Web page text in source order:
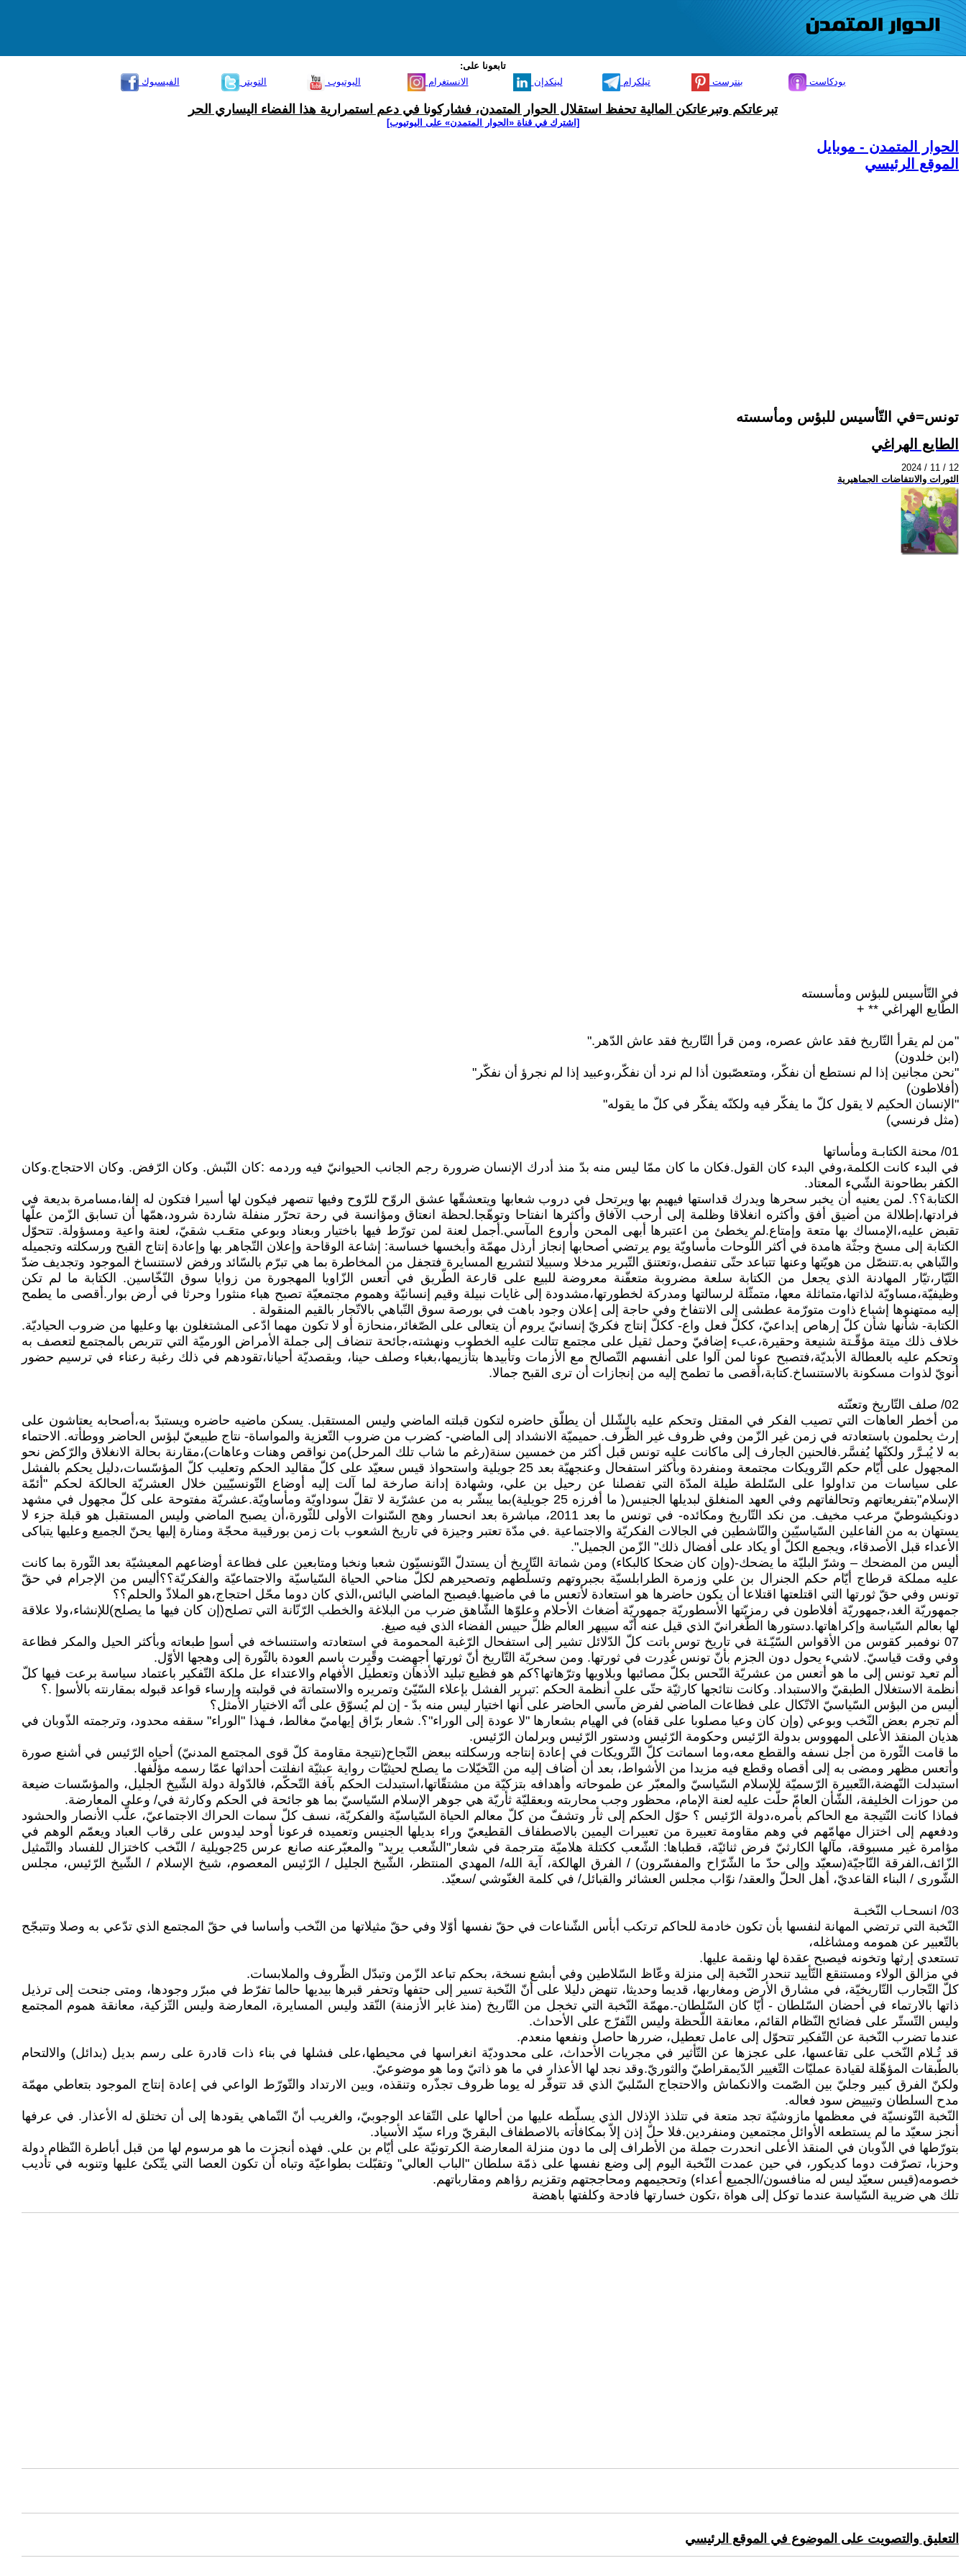
تابعونا على:
الفيسبوك
التويتر اليوتيوب الانستغرام لينكدإن تيلكرام بنترست بودكاست
تبرعاتكم وتبرعاتكن المالية تحفظ استقلال الحوار المتمدن، فشاركونا في دعم استمرارية هذا الفضاء اليساري الحر
[اشترك في قناة ‫«الحوار المتمدن» على اليوتيوب]
الحوار المتمدن - موبايل
الموقع الرئيسي
تونس=في التّأسيس للبؤس ومأسسته
الطايع الهراغي
2024 / 11 / 12
الثورات والانتفاضات الجماهيرية
في التّأسيس للبؤس ومأسسته
الطّايع الهراغي ** +
"من لم يقرأ التّاريخ فقد عاش عصره، ومن قرأ التّاريخ فقد عاش الدّهر."
(ابن خلدون)
"نحن مجانين إذا لم نستطع أن نفكّر، ومتعصّبون أذا لم نرد أن نفكّر،وعبيد إذا لم نجرؤ أن نفكّر"
(أفلاطون)
"الإنسان الحكيم لا يقول كلّ ما يفكّر فيه ولكنّه يفكّر في كلّ ما يقوله"
(مثل فرنسي)
01/ محنة الكتابـة ومأساتها
في البدء كانت الكلمة،وفي البدء كان القول.فكان ما كان ممّا ليس منه بدّ منذ أدرك الإنسان ضرورة رجم الجانب الحيوانيّ فيه وردمه :كان النّبش. وكان الرّفض. وكان الاحتجاج.وكان
الكفر بطاحونة الشّيء المعتاد.
الكتابة؟؟. لمن يعنيه أن يخبر سحرها ويدرك قداستها فيهيم بها ويرتحل في دروب شعابها ويتعشقّها عشق الروّح للرّوح وفيها تنصهر فيكون لها أسيرا فتكون له إلفا،مسامرة بديعة في
فرادتها،إطلالة من أضيق أفق وأكثره انغلاقا وظلمة إلى أرحب الآفاق وأكثرها انفتاحا وتوهّجا.لحظة انعتاق ومؤانسة في رحة تحرّر منفلة شاردة شرود،همّها أن تسابق الزّمن علّها
تقبض عليه،الإمساك بها متعة وإمتاع.لم يخطئ من اعتبرها أبهى المحن وأروع المآسي.أجمل لعنة لمن تورّط فيها باختيار وبعناد وبوعي متعَـب شقيّ، لعنة واعية ومسؤولة. تتحوّل
الكتابة إلى مسخ وجثّة هامدة في أكثر اللّوحات مأساويّة يوم يرتضي أصحابها إنجاز أرذل مهمّة وأبخسها خساسة: إشاعة الوقاحة وإعلان التّجاهر بها وإعادة إنتاج القبح ورسكلته وتجميله
والتّباهي به.تتنصّل من هويّتها وعنها تتباعد حتّى تنفصل،وتعتنق التّبرير مدخلا وسبيلا لتشريع المسايرة فتجفل من المخاطرة بما هي تبرّم بالسّائد ورفض لاستنساخ الموجود وتجديف ضدّ
التّيّار،تيّار المهادنة الذي يجعل من الكتابة سلعة مضروبة متعفّنة معروضة للبيع على قارعة الطّريق في أتعس الزّاويا المهجورة من زوايا سوق النّخّاسين. الكتابة ما لم تكن
وظيفيّة،مساويّة لذاتها،متماثلة معها، متمثّلة لرسالتها ومدركة لخطورتها،مشدودة إلى غايات نبيلة وقيم إنسانيّة وهموم مجتمعيّة تصبح هباء منثورا وحرثا في أرض بوار.أقصى ما يطمح
إليه ممتهنوها إشباع ذاوت متورّمة عطشى إلى الانتفاخ وفي حاجة إلى إعلان وجود باهت في بورصة سوق التّباهي بالاتّجار بالقيم المنقولة .
الكتابة- شأنها شأن كلّ إرهاص إبداعيّ، ككلّ فعل واع- ككلّ إنتاج فكريّ إنسانيّ يروم أن يتعالى على الصّغائر،منحازة أو لا تكون مهما ادّعى المشتغلون بها وعليها من ضروب الحياديّة.
خلاف ذلك ميتة مؤقّـتة شنيعة وحقيرة،عبء إضافيّ وحمل ثقيل على مجتمع تتالت عليه الخطوب ونهشته،جائحة تنضاف إلى جملة الأمراض الورميّة التي تتربص بالمجتمع لتعصف به
وتحكم عليه بالعطالة الأبديّة،فتصبح عونا لمن آلوا على أنفسهم التّصالح مع الأزمات وتأبيدها بتأزيمها،بغباء وصلف حينا، وبقصديّة أحيانا،تقودهم في ذلك رغبة رعناء في ترسيم حضور
أنويّ لذوات مسكونة بالاستنساخ.كتابة،أقصى ما تطمح إليه من إنجازات أن ترى القبح جمالا.
02/ صلف التّاريخ وتعنّته
من أخطر العاهات التي تصيب الفكر في المقتل وتحكم عليه بالشّلل أن يطلّق حاضره لتكون قبلته الماضي وليس المستقبل. يسكن ماضيه حاضره ويستبدّ به،أصحابه يعتاشون على
إرث يحلمون باستعادته في زمن غير الزّمن وفي ظروف غير الظّرف. حميميّة الانشداد إلى الماضي- كضرب من ضروب التّعزية والمواساة- نتاج طبيعيّ لبؤس الحاضر ووطأته. الاحتماء
به لا يُبـرَّر ولكنّها يُفسَّر.فالحنين الجارف إلى ماكانت عليه تونس قبل أكثر من خمسين سنة(رغم ما شاب تلك المرحل)من نواقص وهنات وعاهات)،مقارنة بحالة الانغلاق والرّكض نحو
المجهول على أيّام حكم التّرويكات مجتمعة ومنفردة وبأكثر استفحال وعنجهيّة بعد 25 جويلية واستحواذ قيس سعيّد على كلّ مقاليد الحكم وتعليب كلّ المؤسّسات،دليل يحكم بالفشل
على سياسات من تداولوا على السّلطة طيلة المدّة التي تفصلنا عن رحيل بن علي، وشهادة إدانة صارخة لما آلت إليه أوضاع التّونسيّيين خلال العشريّة الحالكة لحكم "أئمّة
الإسلام"بتفريعاتهم وتحالفاتهم وفي العهد المنغلق لبديلها الجنيس( ما أفرزه 25 جويلية)بما يبشّر به من عشرّية لا تقلّ سوداويّة ومأساويّة.عشريّة مفتوحة على كلّ مجهول في مشهد
دونكيشوطيّ مرعب مخيف. من نكد التّاريخ ومكائده- في تونس ما بعد 2011، مباشرة بعد انحسار وهج السّنوات الأولى للثّورة،أن يصبح الماضي وليس المستقبل هو قبلة جزء لا
يستهان به من الفاعلين السّياسيّين والنّاشطين في الجالات الفكريّة والاجتماعية .في مدّة تعتبر وجيزة في تاريخ الشعوب بات زمن بورقيبة محجّة ومنارة إليها يحنّ الجميع وعليها يتباكى
الأعداء قبل الأصدقاء، ويجمع الكلّ أو يكاد على أفضال ذلك" الزّمن الجميل".
أليس من المضحك – وشرّ البليّة ما يضحك-(وإن كان ضحكا كالبكاء) ومن شماتة التّاريخ أن يستدلّ التّونسيّون شعبا ونخبا ومتابعين على فظاعة أوضاعهم المعيشيّة بعد الثّورة بما كانت
عليه مملكة قرطاج أيّام حكم الجنرال بن علي وزمرة الطرابلسيّة بجبروتهم وتسلّطهم وتصحيرهم لكلّ مناحي الحياة السّياسيّة والاجتماعيّة والفكريّة؟؟أليس من الإجرام في حقّ
تونس وفي حقّ ثورتها التي اقتلعتها اقتلاعا أن يكون حاضرها هو استعادة لأتعس ما في ماضيها.فيصبح الماضي البائس،الذي كان دوما محّل احتجاج،هو الملاذّ والحلم؟؟
جمهوريّة الغد،جمهوريّة أفلاطون في رمزيّتها الأسطوريّة جمهوريّة أضغاث الأحلام وعلوّها الشّاهق ضرب من البلاغة والخطب الرّنّانة التي تصلح(إن كان فيها ما يصلح)للإنشاء،ولا علاقة
لها بعالم السّياسة وإكراهاتها.دستورها الطّغرانيّ الذي قيل عنه أنّه سيبهر العالم ظلّ حبيس الفضاء الذي فيه صيغ.
07 نوفمبر كقوس من الأقواس السّيّـئة في تاريخ توس باتت كلّ الدّلائل تشير إلى استفحال الرّغبة المحمومة في استعادته واستنساخه في أسوإ طبعاته وبأكثر الحيل والمكر فظاعة
وفي وقت قياسيّ. لاشيء يحول دون الجزم بأنّ تونس غُدِرت في ثورتها. ومن سخريّة التّاريخ أنّ ثورتها أجهِضت وقًبِرت باسم العودة بالثّورة إلى وهجها الأوّل.
ألم تعـِد تونس إلى ما هو أتعس من عشريّة النّحس بكلّ مصائبها وبلاويها وترّهاتها؟كم هو فظيع تبليد الأذهان وتعطيل الأفهام والاعتداء عل ملكة التّفكير باعتماد سياسة برعت فيها كلّ
أنظمة الاستغلال الطبقيّ والاستبداد. وكانت نتائجها كارثيّة حتّى على أنظمة الحكم :تبرير الفشل بإعلاء السّيّئ وتمريره والاستماتة في قولبته وإرساء قواعد قبوله بمقارنته بالأسوإ .؟
أليس من البؤس السّياسيّ الاتّكال على فظاعات الماضي لفرض مآسي الحاضر على أنها اختيار ليس منه بدّ - إن لم يُسوّق على أنّه الاختيار الأمثل؟
ألم تجرم بعض النّخب وبوعي (وإن كان وعيا مصلوبا على قفاه) في الهيام بشعارها "لا عودة إلى الوراء"؟. شعار برّاق إيهاميّ مغالط، فـهذا "الوراء" سقفه محدود، وترجمته الذّوبان في
هذيان المنقذ الأعلى المهووس بدولة الرّئيس وحكومة الرّئيس ودستور الرّئيس وبرلمان الرّئيس.
ما قامت الثّورة من أجل نسفه والقطع معه،وما اسماتت كلّ التّرويكات في إعادة إنتاجه ورسكلته ببعض النّجاح(نتيجة مقاومة كلّ قوى المجتمع المدنيّ) أحياه الرّئيس في أشنع صورة
وأتعس مظهر ومضى به إلى أقصاه وقطع فيه مزيدا من الأشواط، بعد أن أضاف إليه من التّخيّلات ما يصلح لحيثيّات رواية عبثيّة انفلتت أحداثها عمّا رسمه مؤلّفها.
استبدلت النّهضة،التّعبيرة الرّسميّة للإسلام السّياسيّ والمعبّر عن طموحاته وأهدافه بتزكيّة من مشتقّاتها،استبدلت الحكم بآفة التّحكّم، فالدّولة دولة الشّيخ الجليل، والمؤسّسات ضيعة
من حوزات الخليفة، الشّأن العامّ حلّت عليه لعنة الإمام، محظور وجب محاربته وبعقليّة ثأريّة هي جوهر الإسلام السّياسيّ بما هو جائحة في الحكم وكارثة في/ وعلى المعارضة.
فماذا كانت النّتيجة مع الحاكم بأمره،دولة الرّئيس ؟ حوّل الحكم إلى ثأر وتشفّ من كلّ معالم الحياة السّياسيّة والفكريّة، نسف كلّ سمات الحراك الاجتماعيّ، علّب الأنصار والحشود
ودفعهم إلى اختزال مهامّهم في وهم مقاومة تعبيرة من تعبيرات اليمين بالاصطفاف القطيعيّ وراء بديلها الجنيس وتعميده فرعونا أوحد ليدوس على رقاب العباد ويعمّم الوهم في
مؤامرة غير مسبوقة، مآلها الكارثيّ فرض ثنائيّة، قطباها: الشّعب ككتلة هلاميّة مترجمة في شعار"الشّعب يريد" والمعبّرعنه صانع عرس 25جويلية / النّخب كاختزال للفساد والتّمثيل
الزّائف،الفرقة النّاجيّة(سعيّد وإلى حدّ ما الشّرّاح والمفسّرون) / الفرق الهالكة، آية الله/ المهدي المنتظر، الشّيخ الجليل / الرّئيس المعصوم، شيخ الإسلام / الشّيخ الرّئيس، مجلس
الشّورى / البناء القاعديّ، أهل الحلّ والعقد/ نوّاب مجلس العشائر والقبائل/ في كلمة الغنّوشي /سعيّد.
03/ انسحـاب النّخبـة
النّخبة التي ترتضي المهانة لنفسها بأن تكون خادمة للحاكم ترتكب أبأس الشّناعات في حقّ نفسها أوّلا وفي حقّ مثيلاتها من النّخب وأساسا في حقّ المجتمع الذي تدّعي به وصلا وتتبجّح
بالتّعبير عن همومه ومشاغله،
تستعدي إرثها وتخونه فيصبح عقدة لها ونقمة عليها.
في مزالق الولاء ومستنقع التّأييد تنحدر النّخبة إلى منزلة وعّاظ السّلاطين وفي أبشع نسخة، بحكم تباعد الزّمن وتبدّل الظّروف والملابسات.
كلّ التّجارب التّاريخيّة، في مشارق الأرض ومغاربها، قديما وحديثا، تنهض دليلا على أنّ النّخبة تسير إلى حتفها وتحفر قبرها بيديها حالما تفرّط في مبرّر وجودها، ومتى جنحت إلى ترذيل
ذاتها بالارتماء في أحضان السّلطان - أيّا كان السّلطان-.مهمّة النّخبة التي تخجل من التّاريخ (منذ غابر الأزمنة) النّقد وليس المسايرة، المعارضة وليس التّزكية، معانقة هموم المجتمع
وليس التّستّر على فضائح النّظام القائم، معانقة اللّحظة وليس التّفرّج على الأحداث.
عندما تضرب النّخبة عن التّفكير تتحوّل إلى عامل تعطيل، ضررها حاصل ونفعها منعدم.
قد تُـلام النّخب على تقاعسها، على عجزها عن التّأثير في مجريات الأحداث، على محدوديّة انغراسها في محيطها،على فشلها في بناء ذات قادرة على رسم بديل (بدائل) والالتحام
بالطّبقات المؤهّلة لقيادة عمليّات التّغيير الدّيمقراطيّ والثوريّ.وقد نجد لها الأعذار في ما هو ذاتيّ وما هو موضوعيّ.
ولكنّ الفرق كبير وجليّ بين الصّمت والانكماش والاحتجاج السّلبيّ الذي قد تتوفّر له يوما ظروف تجذّره وتنقذه، وبين الارتداد والتّورّط الواعي في إعادة إنتاج الموجود بتعاطي مهمّة
مدح السلطان وتبييض سود فعاله.
النّخبة التّونسيّة في معظمها مازوشيّة تجد متعة في تتلذذ الإذلال الذي يسلّطه عليها من أحالها على التّقاعد الوجوبيّ، والغريب أنّ التّماهي يقودها إلى أن تختلق له الأعذار. في عرفها
أنجز سعيّد ما لم يستطعه الأوائل مجتمعين ومنفردين.فلا حلّ إذن إلاّ بمكافأته بالاصطفاف البقريّ وراء سيّد الأسياد.
بتورّطها في الذّوبان في المنقذ الأعلى انحدرت جملة من الأطراف إلى ما دون منزلة المعارضة الكرتونيّة على أيّام بن علي. فهذه أنجزت ما هو مرسوم لها من قبل أباطرة النّظام دولة
وحزبا، تصرّفت دوما كديكور، في حين عمدت النّخبة اليوم إلى وضع نفسها على ذمّة سلطان "الباب العالي" وتقبّلت بطواعيّة وتباه أن تكون العصا التي يتّكئ عليها وتنوبه في تأديب
خصومه(قيس سعيّد ليس له منافسون/الجميع أعداء) وتحجيمهم ومحاججتهم وتقزيم رؤاهم ومقارباتهم.
تلك هي ضريبة السّياسة عندما توكل إلى هواة ،تكون خسارتها فادحة وكلفتها باهضة
التعليق والتصويت على الموضوع في الموقع الرئيسي